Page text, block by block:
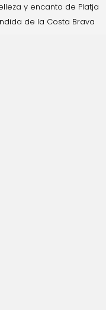
y encanto de Platja
de la Costa Brava